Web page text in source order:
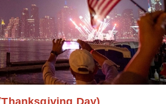
Day)